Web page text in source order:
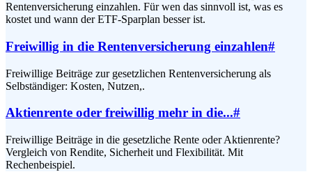
Rentenversicherung einzahlen. Für wen das sinnvoll ist, was es
kostet und wann der ETF-Sparplan besser ist.
Freiwillig in die Rentenversicherung einzahlen#
Freiwillige Beiträge zur gesetzlichen Rentenversicherung als
Selbständiger: Kosten, Nutzen,.
Aktienrente oder freiwillig mehr in die...#
Freiwillige Beiträge in die gesetzliche Rente oder Aktienrente?
Vergleich von Rendite, Sicherheit und Flexibilität. Mit
Rechenbeispiel.